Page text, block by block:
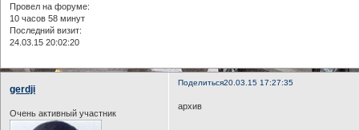
Провел на форуме:
10 часов 58 минут
Последний визит:
24.03.15 20:02:20
Поделиться20.03.15 17:27:35
gerdji
Очень активный участник
архив